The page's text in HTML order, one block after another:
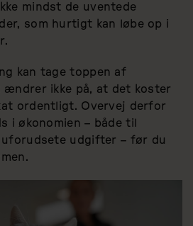
mindst de uventede
som hurtigt kan løbe op i
kan tage toppen af
ændrer ikke på, at det koster
ordentligt. Overvej derfor
i økonomien – både til
uforudsete udgifter – før du